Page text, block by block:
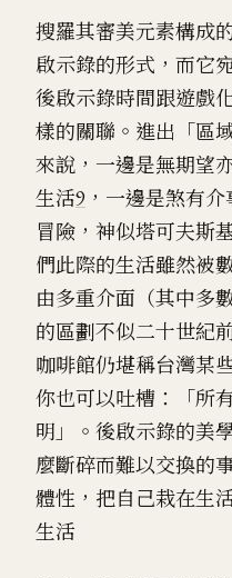
搜羅其審美元素構成
啟示錄的形式，而它
後啟示錄時間跟遊戲
樣的關聯。進出「區
來說，一邊是無期望
生活9 ，一邊是煞有
冒險，神似塔可夫斯
們此際的生活雖然被
由多重介面（其中多
的區劃不似二十世紀
咖啡館仍堪稱台灣某
你也可以吐槽：「所
明」。後啟示錄的美
麼斷碎而難以交換的
體性，把自己栽在生
生活